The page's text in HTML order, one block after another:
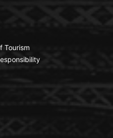
Tourism